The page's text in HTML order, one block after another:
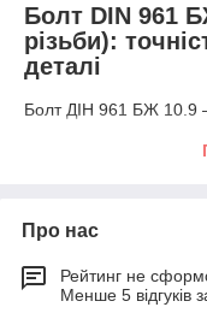
Болт DIN 961
різьби):
деталі
Болт ДІН 961 БЖ 10.9
міжнародному
значні механічні
межу текучості 900
відповідальних
Про нас
Рейтинг не
Менше 5 відгуків